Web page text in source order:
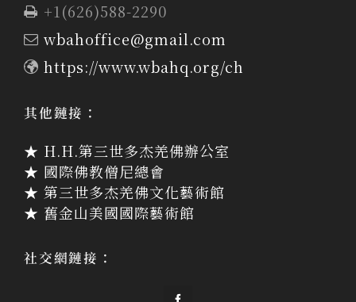
+1(626)588-2290
wbahoffice@gmail.com
https://www.wbahq.org/ch
其他鏈接：
★ H.H.第三世多杰羌佛辦公室
★ 國際佛教僧尼總會
★ 第三世多杰羌佛文化藝術館
★ 舊金山美國國際藝術館
社交網鏈接：